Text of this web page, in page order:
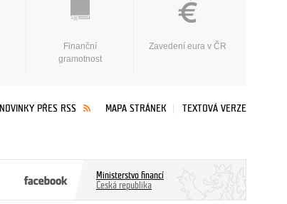
Finanční
gramotnost
Zavedení eura v ČR
NOVINKY PŘES RSS MAPA STRÁNEK TEXTOVÁ VERZE
Ministerstvo financí
Česká republika